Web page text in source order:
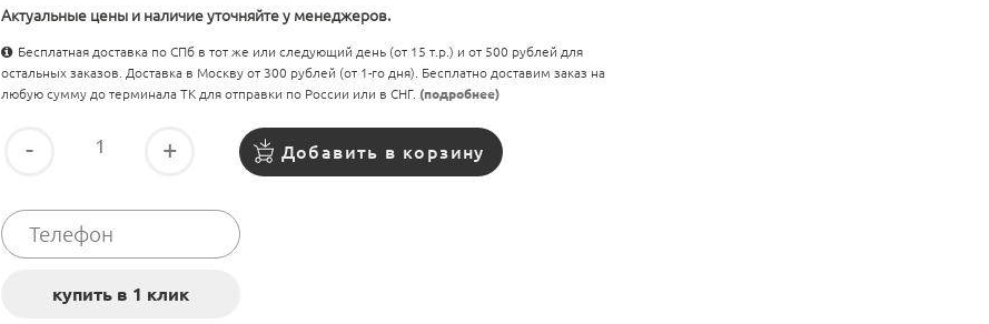
Актуальные цены и наличие уточняйте у менеджеров.
Бесплатная доставка по СПб в тот же или следующий день (от 15 т.р.) и от 500 рублей для
остальных заказов. Доставка в Москву от 300 рублей (от 1-го дня). Бесплатно доставим заказ на
любую сумму до терминала ТК для отправки по России или в СНГ. (подробнее)
- + Добавить в корзину